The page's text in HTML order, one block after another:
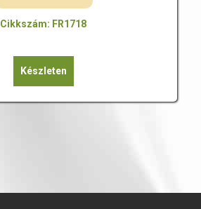
Cikkszám: FR1718
Készleten